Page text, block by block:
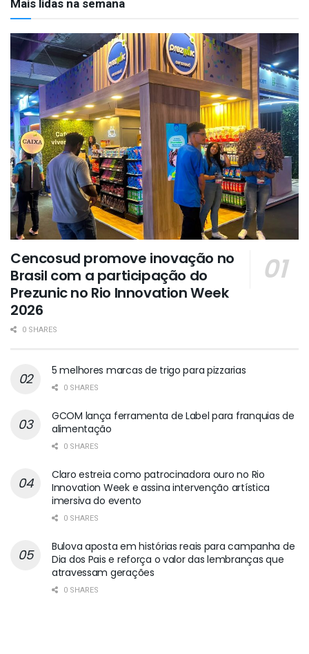
Mais lidas na semana
Cencosud promove inovação no
Brasil com a participação do
Prezunic no Rio Innovation Week
2026
0 SHARES
5 melhores marcas de trigo para pizzarias
0 SHARES
GCOM lança ferramenta de Label para franquias de
alimentação
0 SHARES
Claro estreia como patrocinadora ouro no Rio
Innovation Week e assina intervenção artística
imersiva do evento
0 SHARES
Bulova aposta em histórias reais para campanha de
Dia dos Pais e reforça o valor das lembranças que
atravessam gerações
0 SHARES